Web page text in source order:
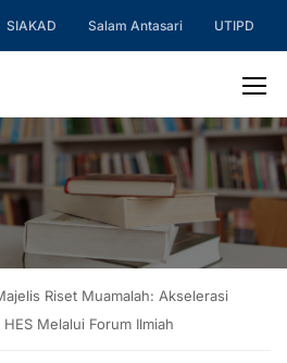
SIAKAD Salam Antasari UTIPD
Riset Muamalah: Akselerasi
Melalui Forum Ilmiah